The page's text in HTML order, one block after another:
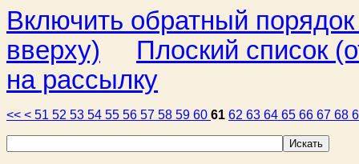
Включить обратный
вверху)
Плоский список
на рассылку
<< < 51 52 53 54 55 56 57 58 59 60 61 62 63 64 65 66 67 68